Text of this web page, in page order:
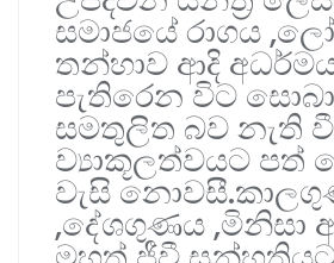
සමාජයේ රාගය
තන්හාව ආදි
පැතිරෙන විට
සමතුලිත බව නැති
ව්‍යාකූලත්වයට පත්
වැසි
,දේශගුණය ,මිනිසා